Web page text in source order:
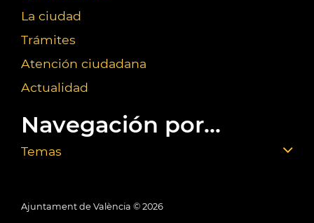
La ciudad
Trámites
Atención ciudadana
Actualidad
Navegación por...
Temas
Ajuntament de València © 2026